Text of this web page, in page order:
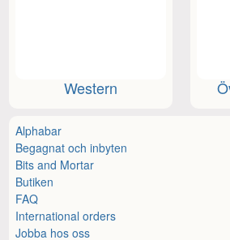
Western
Alphabar
Begagnat och inbyten
Bits and Mortar
Butiken
FAQ
International orders
Jobba hos oss